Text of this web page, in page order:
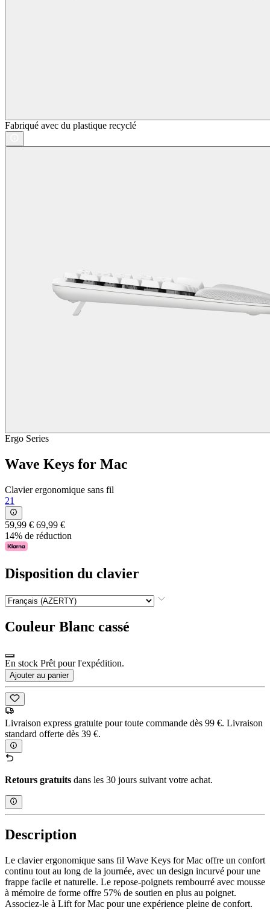
Fabriqué avec du plastique recyclé
Ergo Series
Wave Keys for Mac
Clavier ergonomique sans fil
21
59,99 € 69,99 €
14% de réduction
Disposition du clavier
Couleur Blanc cassé
En stock Prêt pour l'expédition.
Ajouter au panier
Livraison express gratuite pour toute commande dès 99 €. Livraison
standard offerte dès 39 €.
Retours gratuits dans les 30 jours suivant votre achat.
Description
Le clavier ergonomique sans fil Wave Keys for Mac offre un confort
continu tout au long de la journée, avec un design incurvé pour une
frappe facile et naturelle. Le repose-poignets rembourré avec mousse
à mémoire de forme offre 57% de soutien en plus au poignet.
Associez-le à Lift for Mac pour une expérience pleine de confort.